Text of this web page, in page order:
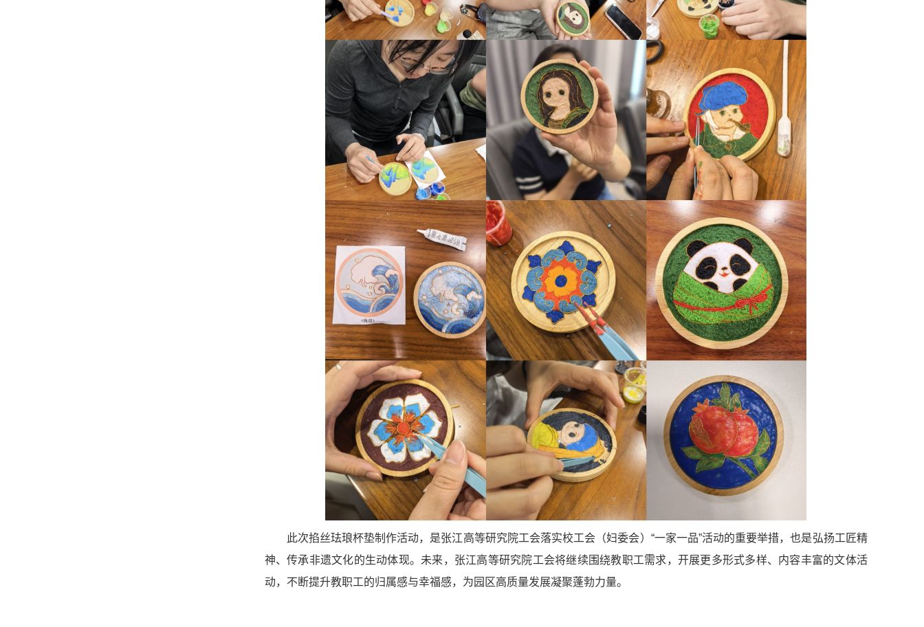
此次掐丝珐琅杯垫制作活动，是张江高等研究院工会落实校工会（妇委会）“一家一品”活动的重要举措，也是弘扬工匠精
神、传承非遗文化的生动体现。未来，张江高等研究院工会将继续围绕教职工需求，开展更多形式多样、内容丰富的文体活
动，不断提升教职工的归属感与幸福感，为园区高质量发展凝聚蓬勃力量。